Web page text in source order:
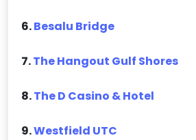
6.Besalu Bridge
7.The Hangout Gulf Shores
8.The D Casino & Hotel
9.Westfield UTC